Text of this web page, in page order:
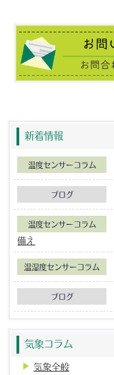
新着情報
温度センサーコラム
ブログ
温度センサーコラム
備え
温湿度センサーコラム
ブログ
気象コラム
気象全般